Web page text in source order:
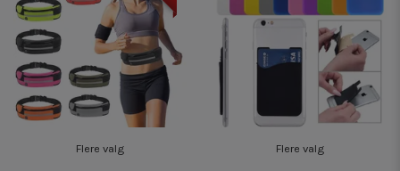
Flere valg Flere valg